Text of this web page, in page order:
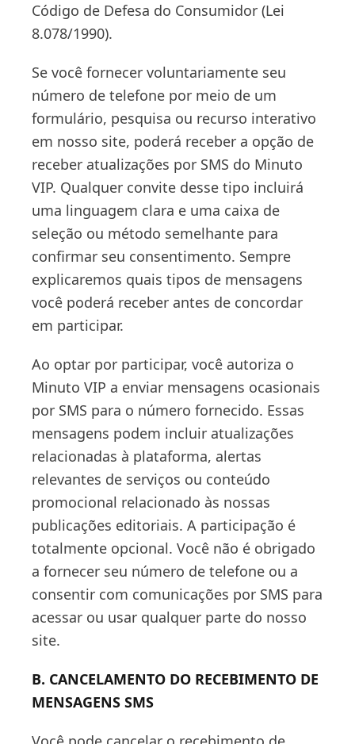
Código de Defesa do Consumidor (Lei
8.078/1990).
Se você fornecer voluntariamente seu
número de telefone por meio de um
formulário, pesquisa ou recurso interativo
em nosso site, poderá receber a opção de
receber atualizações por SMS do Minuto
VIP. Qualquer convite desse tipo incluirá
uma linguagem clara e uma caixa de
seleção ou método semelhante para
confirmar seu consentimento. Sempre
explicaremos quais tipos de mensagens
você poderá receber antes de concordar
em participar.
Ao optar por participar, você autoriza o
Minuto VIP a enviar mensagens ocasionais
por SMS para o número fornecido. Essas
mensagens podem incluir atualizações
relacionadas à plataforma, alertas
relevantes de serviços ou conteúdo
promocional relacionado às nossas
publicações editoriais. A participação é
totalmente opcional. Você não é obrigado
a fornecer seu número de telefone ou a
consentir com comunicações por SMS para
acessar ou usar qualquer parte do nosso
site.
B. CANCELAMENTO DO RECEBIMENTO DE
MENSAGENS SMS